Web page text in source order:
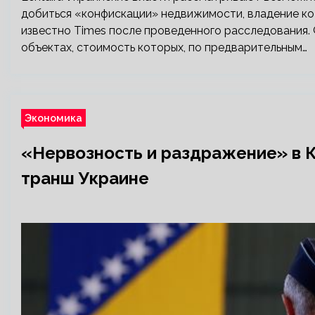
добиться «конфискации» недвижимости, владение
известно Times после проведенного
объектах, стоимость которых, по предварительным…
Экономика
«Нервозность и раздражение» в
транш Украине